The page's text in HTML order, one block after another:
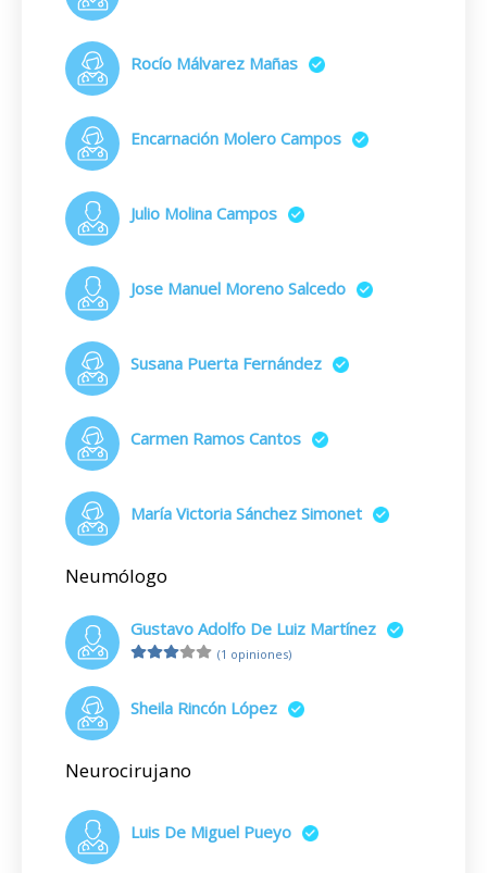
Rocío Málvarez Mañas
Encarnación Molero Campos
Julio Molina Campos
Jose Manuel Moreno Salcedo
Susana Puerta Fernández
Carmen Ramos Cantos
María Victoria Sánchez Simonet
Neumólogo
Gustavo Adolfo De Luiz Martínez
(1 opiniones)
Sheila Rincón López
Neurocirujano
Luis De Miguel Pueyo